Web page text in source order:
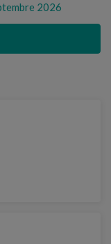
2026